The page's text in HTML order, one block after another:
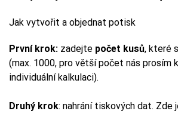
Jak vytvořit a objednat potisk
První krok: zadejte počet kusů, které
(max. 1000, pro větší počet nás prosím
individuální kalkulaci).
Druhý krok: nahrání tiskových dat. Zde